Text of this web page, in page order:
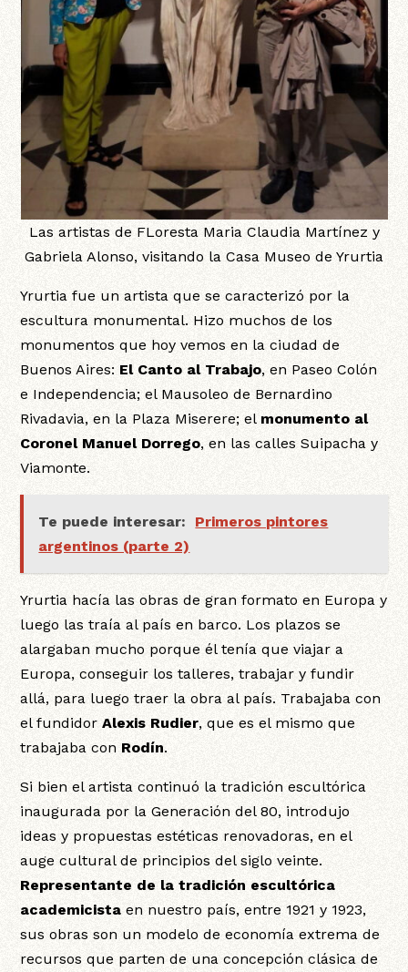
Las artistas de FLoresta Maria Claudia Martínez y
Gabriela Alonso, visitando la Casa Museo de Yrurtia
Yrurtia fue un artista que se caracterizó por la
escultura monumental. Hizo muchos de los
monumentos que hoy vemos en la ciudad de
Buenos Aires: El Canto al Trabajo, en Paseo Colón
e Independencia; el Mausoleo de Bernardino
Rivadavia, en la Plaza Miserere; el monumento al
Coronel Manuel Dorrego, en las calles Suipacha y
Viamonte.
Te puede interesar:
Primeros pintores
argentinos (parte 2)
Yrurtia hacía las obras de gran formato en Europa y
luego las traía al país en barco. Los plazos se
alargaban mucho porque él tenía que viajar a
Europa, conseguir los talleres, trabajar y fundir
allá, para luego traer la obra al país. Trabajaba con
el fundidorAlexis Rudier, que es el mismo que
trabajaba con Rodín.
Si bien el artista continuó la tradición escultórica
inaugurada por la Generación del 80, introdujo
ideas y propuestas estéticas renovadoras, en el
auge cultural de principios del siglo veinte.
Representante de la tradición escultórica
academicista en nuestro país, entre 1921 y 1923,
sus obras son un modelo de economía extrema de
recursos que parten de una concepción clásica de